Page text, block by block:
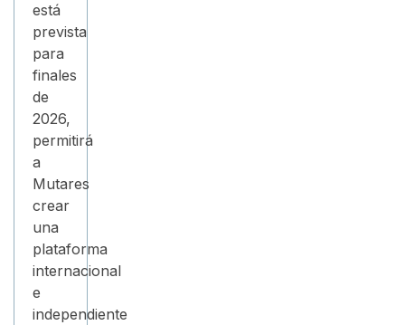
está
prevista
para
finales
de
2026,
permitirá
a
Mutares
crear
una
plataforma
internacional
e
independiente